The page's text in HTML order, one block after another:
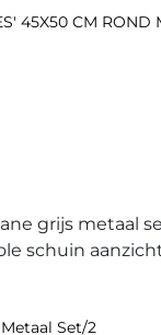
45X50 CM ROND
Set/2